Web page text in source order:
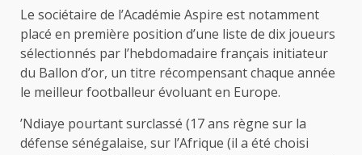
Le sociétaire de l’Académie Aspire est notamment
placé en première position d’une liste de dix joueurs
sélectionnés par l’hebdomadaire français initiateur
du Ballon d’or, un titre récompensant chaque année
le meilleur footballeur évoluant en Europe.
’Ndiaye pourtant surclassé (17 ans règne sur la
défense sénégalaise, sur l’Afrique (il a été choisi